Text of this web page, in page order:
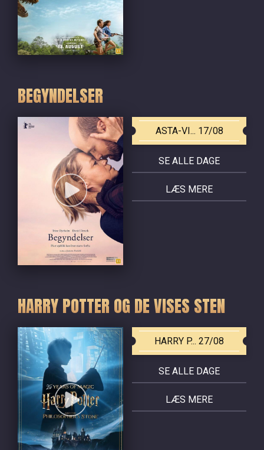
BEGYNDELSER
ASTA-VI... 17/08
SE ALLE DAGE
LÆS MERE
HARRY POTTER OG DE VISES STEN
HARRY P... 27/08
SE ALLE DAGE
LÆS MERE